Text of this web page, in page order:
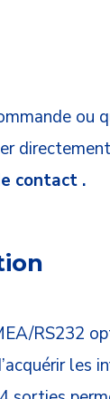
ou
contact .
RS232
les